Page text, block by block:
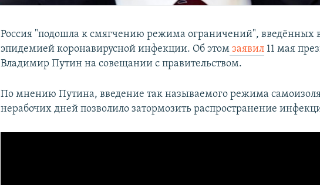
Россия "подошла к смягчению режима ограничений", введённых
эпидемией коронавирусной инфекции. Об этом заявил 11 мая
Владимир Путин на совещании с правительством.
По мнению Путина, введение так называемого режима
нерабочих дней позволило затормозить распространение